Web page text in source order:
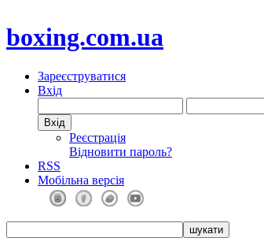
boxing.com.ua
Зареєструватися
Вхід
Реєстрація
Відновити пароль?
RSS
Мобільна версія